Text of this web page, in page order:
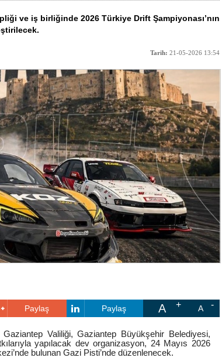
ve iş birliğinde 2026 Türkiye Drift Şampiyonası’nın
Tarih: 21-05-2026 13:54
Paylaş Paylaş A A
Valiliği, Gaziantep Büyükşehir Belediyesi,
yapılacak dev organizasyon, 24 Mayıs 2026
bulunan Gazi Pisti’nde düzenlenecek.